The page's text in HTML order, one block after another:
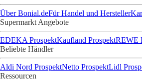
Über Bonial.deFür Handel und Hersteller
Supermarkt Angebote
EDEKA ProspektKaufland ProspektREWE
Beliebte Händler
Aldi Nord ProspektNetto ProspektLidl
Ressourcen